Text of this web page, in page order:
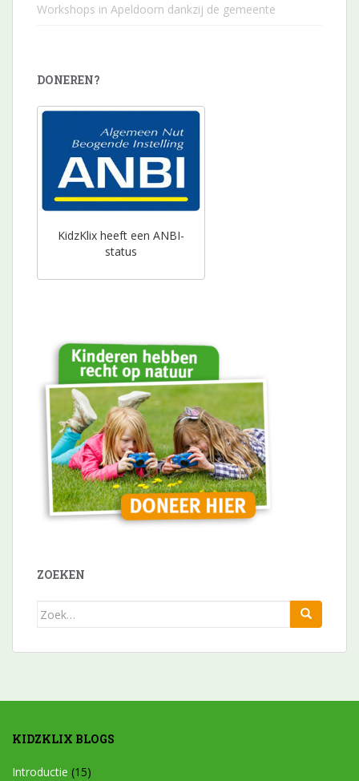
Workshops in Apeldoorn dankzij de gemeente
DONEREN?
KidzKlix heeft een ANBI-
status
ZOEKEN
Zoek
KIDZKLIX BLOGS
Introductie (15)